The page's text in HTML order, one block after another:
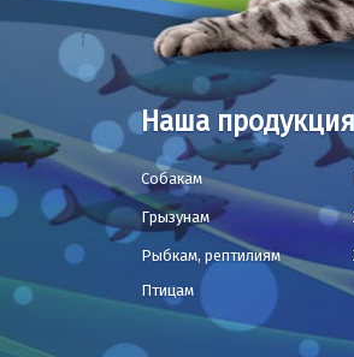
Наша продукция
Собакам
Грызунам
Рыбкам, рептилиям
Птицам